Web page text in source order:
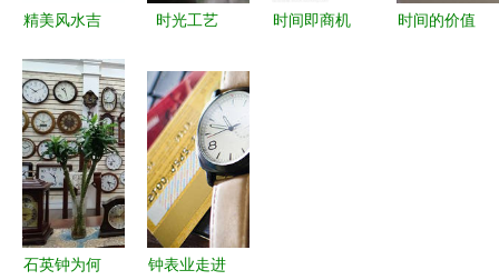
精美风水吉
家直销与镇
宅辟邪的艺
术
时光工艺
间艺术的美
学之旅
时间即商机
时间的价值
石英钟为何 钟表业走进